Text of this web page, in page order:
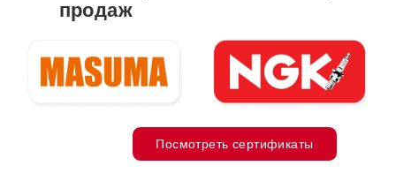
продаж
Посмотреть сертификаты